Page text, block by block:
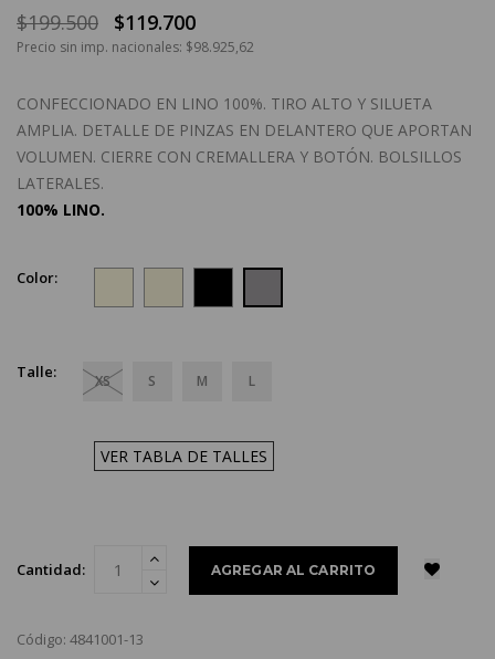
$199.500 $119.700
Precio sin imp. nacionales: $98.925,62
CONFECCIONADO EN LINO 100%. TIRO ALTO Y SILUETA
AMPLIA. DETALLE DE PINZAS EN DELANTERO QUE APORTAN
VOLUMEN. CIERRE CON CREMALLERA Y BOTÓN. BOLSILLOS
LATERALES.
100% LINO.
Color:
Talle: XS S M L
VER TABLA DE TALLES
Cantidad:
Código: 4841001-13